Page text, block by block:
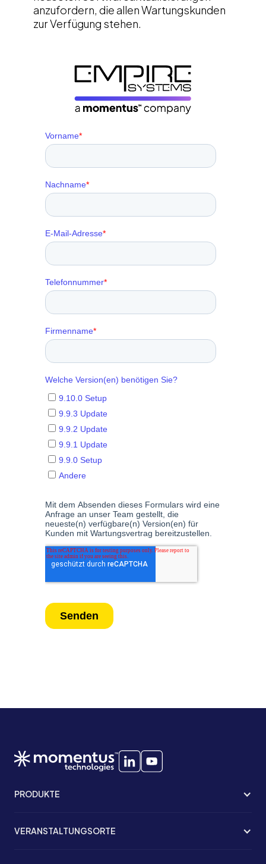
anzufordern, die allen Wartungskunden
zur Verfügung stehen.
PRODUKTE
VERANSTALTUNGSORTE